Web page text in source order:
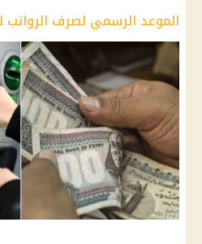
الموعد الرسمي لصرف الرواتب